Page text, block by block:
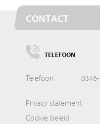
CONTACT
TELEFOON
Telefoon
Privacy statement
Cookie beleid